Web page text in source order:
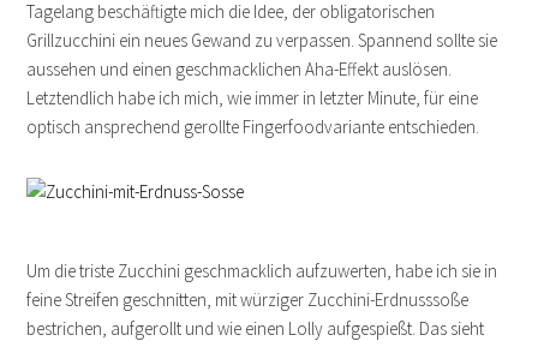
Tagelang beschäftigte mich die Idee, der obligatorischen
Grillzucchini ein neues Gewand zu verpassen. Spannend sollte sie
aussehen und einen geschmacklichen Aha-Effekt auslösen.
Letztendlich habe ich mich, wie immer in letzter Minute, für eine
optisch ansprechend gerollte Fingerfoodvariante entschieden.
Um die triste Zucchini geschmacklich aufzuwerten, habe ich sie in
feine Streifen geschnitten, mit würziger Zucchini-Erdnusssoße
bestrichen, aufgerollt und wie einen Lolly aufgespießt. Das sieht